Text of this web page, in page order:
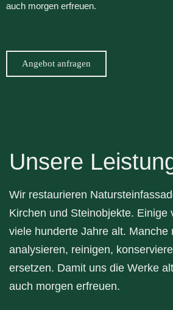
auch morgen erfreuen.
Angebot anfragen
Unsere
Wir restaurieren
Kirchen und Steinobjekte. Einige
viele hunderte Jahre alt. Manche
analysieren, reinigen,
ersetzen. Damit uns die Werke
auch morgen erfreuen.